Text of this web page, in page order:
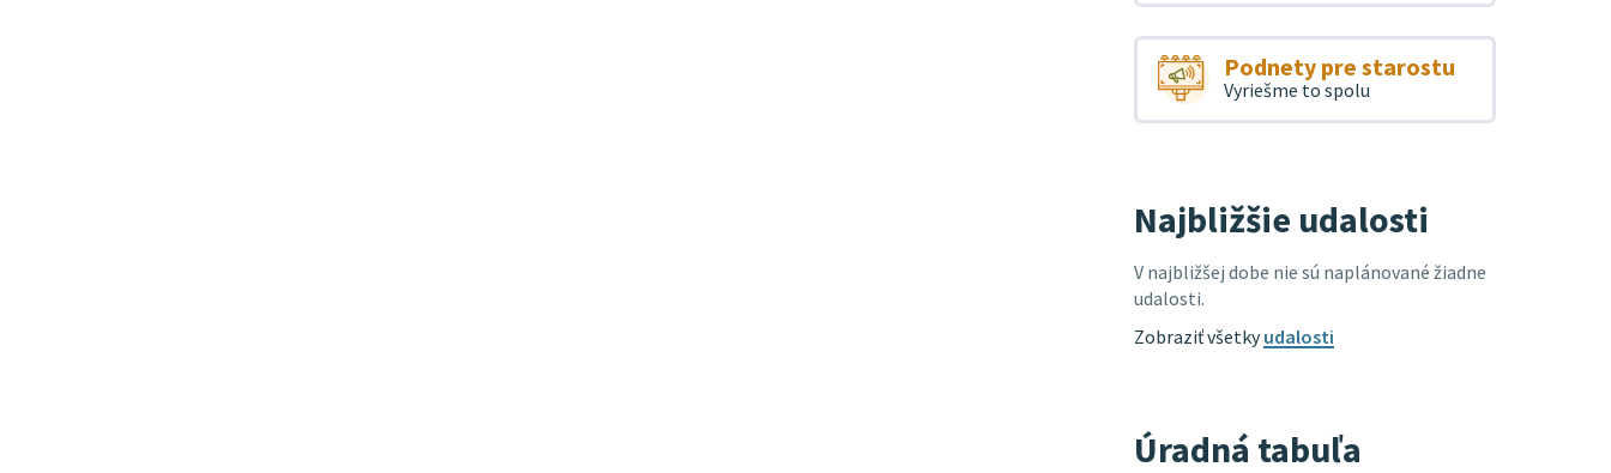
Podnety pre starostu
Vyriešme to spolu
Najbližšie udalosti
V najbližšej dobe nie sú naplánované žiadne
udalosti.
Zobraziť všetkyudalosti
Úradná tabuľa